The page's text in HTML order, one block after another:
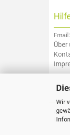
Wir
Email:
Über
Alle